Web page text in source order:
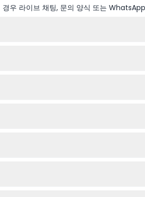
우 라이브 채팅, 문의 양식 또는